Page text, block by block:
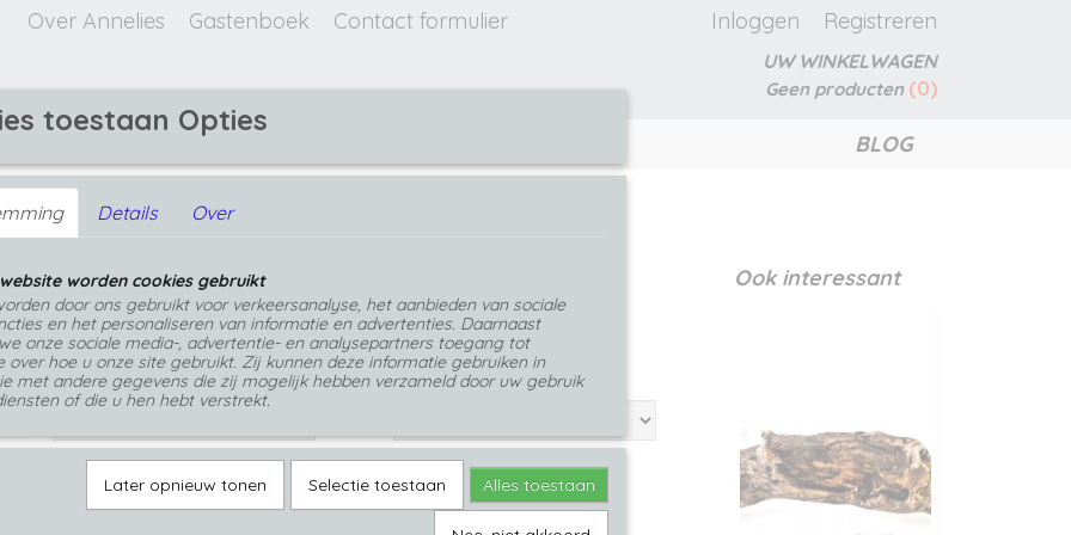
Over Annelies Gastenboek Contact formulier Inloggen Registreren
UW WINKELWAGEN
Geen producten (0)
BLOG
GEPERSONALISEERDE SIERADEN
rode cabochon rvs steekoorbellen
Vurig rode cabochon rvs steekoorbellen
€ 15,99 (inclusief btw 21%)
✓ Op voorraad- Levertijd 1 tot 3 werkdagen
oorknopjes Aantal
IN WINKELWAGEN
Ook interessant
toestaan Opties
Details Over
worden cookies gebruikt
door ons gebruikt voor verkeersanalyse, het aanbieden van sociale
en het personaliseren van informatie en advertenties. Daarnaast
onze sociale media-, advertentie- en analysepartners toegang tot
over hoe u onze site gebruikt. Zij kunnen deze informatie gebruiken in
met andere gegevens die zij mogelijk hebben verzameld door uw gebruik
of die u hen hebt verstrekt.
Later opnieuw tonen Selectie toestaan Alles toestaan